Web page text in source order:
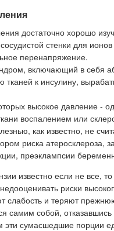
достаточно хорошо
стенки для
перенапряжение.
включающий в
тканей к инсулину,
высокое давление -
воспалением или
как известно, не
риска атеросклероза,
преэклампсии
известно если не все,
риски
слабость и теряют
самим собой,
эти сумасшедшие порции